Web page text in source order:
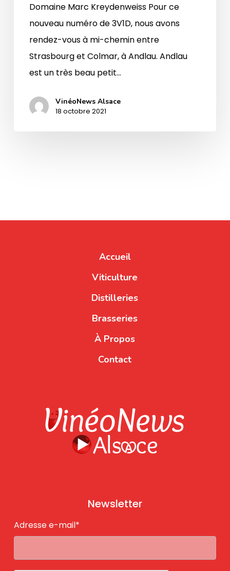
Domaine Marc Kreydenweiss Pour ce
nouveau numéro de 3V1D, nous avons
rendez-vous à mi-chemin entre
Strasbourg et Colmar, à Andlau. Andlau
est un très beau petit…
VinéoNews Alsace
18 octobre 2021
Accueil
Viticulture
Distilleries
Brasseries
À Propos
Contact
Newsletter
Adresse e-mail*